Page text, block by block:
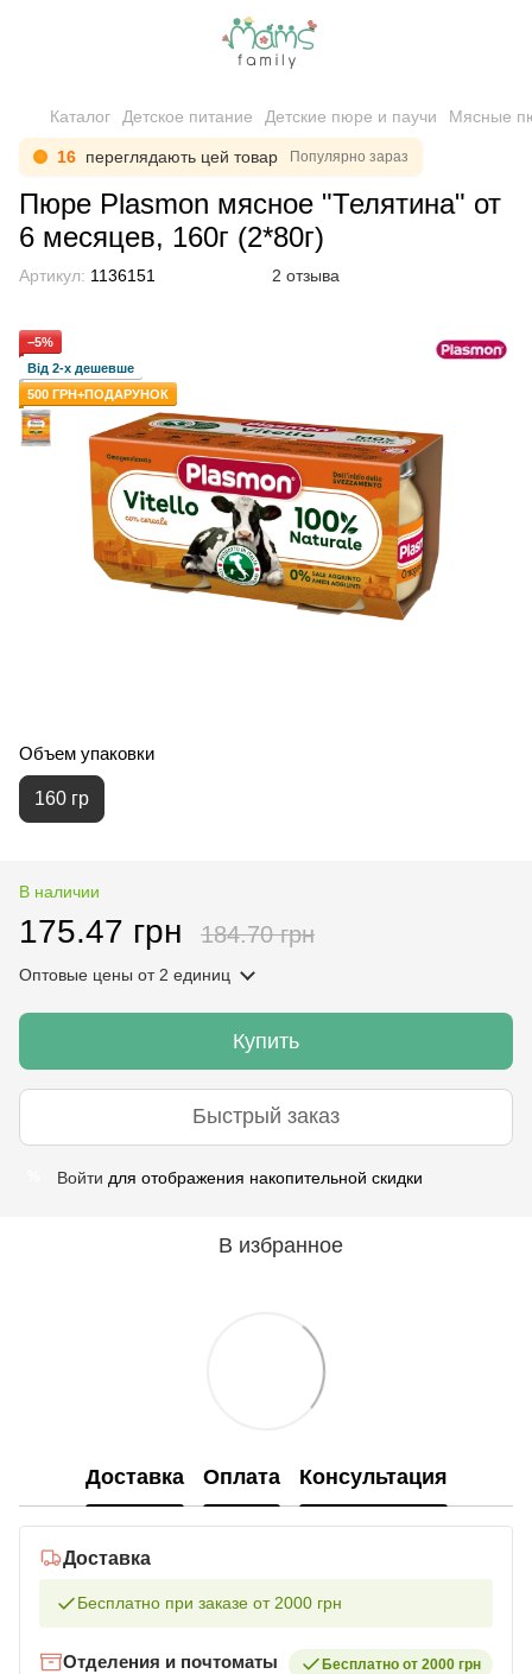
Каталог Детское питание Детские пюре и паучи Мясные
16 переглядають цей товар Популярно зараз
Пюре Plasmon мясное "Телятина" от
6 месяцев, 160г (2*80г)
Артикул: 1136151 2 отзыва
−5%
Від 2-х дешевше
500 ГРН+ПОДАРУНОК
Объем упаковки
160 гр
В наличии
175.47 грн 184.70 грн
Оптовые цены от 2 единиц
Купить
Быстрый заказ
Войти для отображения накопительной скидки
В избранное
Доставка Оплата Консультация
Доставка
Бесплатно при заказе от 2000 грн
Отделения и почтоматы Бесплатно от 2000 грн